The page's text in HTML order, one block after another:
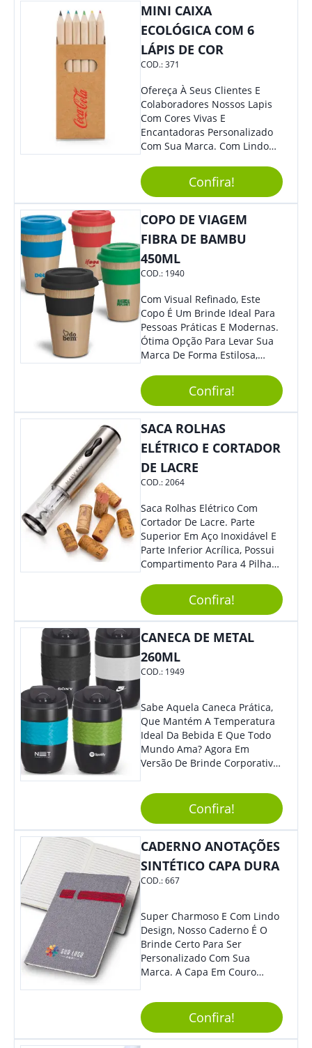
MINI CAIXA
ECOLÓGICA COM 6
LÁPIS DE COR
COD.:371
Ofereça À Seus Clientes E
Colaboradores Nossos Lapis
Com Cores Vivas E
Encantadoras Personalizado
Com Sua Marca. Com Lindo
Para Diversas Ocasiões.
Perfeito, Não É?!
Confira!
COPO DE VIAGEM
FIBRA DE BAMBU
450ML
COD.: 1940
Com Visual Refinado, Este
Copo É Um Brinde Ideal Para
Pessoas Práticas E Modernas.
Ótima Opção Para Levar Sua
Marca De Forma Estilosa,
Empresa Em Eventos,
Reuniões Corporativas Ou Até
Mesmo Para Presentear
Colaboradores.
Confira!
SACA ROLHAS
ELÉTRICO E CORTADOR
DE LACRE
COD.:2064
Saca Rolhas Elétrico Com
Cortador De Lacre. Parte
Superior Em Aço Inoxidável E
Parte Inferior Acrílica, Possui
Compartimento Para 4 Pilhas
Acompanha Pilhas) – Contém
Desenho Indicativo De
Abertura E Fechamento Da
Tampa; Botões Para Extração
Inferior Com Anel Cortador De
Lacre (Removível).
Confira!
CANECA DE METAL
260ML
COD.: 1949
Sabe Aquela Caneca Prática,
Que Mantém A Temperatura
Ideal Da Bebida E Que Todo
Mundo Ama? Agora Em
Versão De Brinde Corporativo
Sua Marca Com Muito Estilo E
Acrescentar Ainda Mais
Praticidade À Eventos E Feiras
De Exposição.
Confira!
CADERNO ANOTAÇÕES
SINTÉTICO CAPA DURA
COD.:667
Super Charmoso E Com Lindo
Design, Nosso Caderno É O
Brinde Certo Para Ser
Personalizado Com Sua
Marca. A Capa Em Couro
Elástico Permite Maior
Segurança Ao Carregá-Lo.
Ofereça A Seus Clientes E
Colaboradores, Sem Dúvidas
Confira!